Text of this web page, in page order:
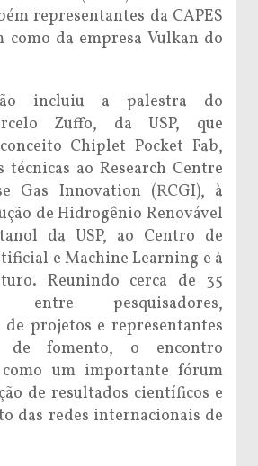
representantes da CAPES
como da empresa Vulkan do
incluiu a palestra do
Zuffo, da USP, que
Chiplet Pocket Fab,
ao Research Centre
Gas Innovation (RCGI), à
de Hidrogênio Renovável
da USP, ao Centro de
e Machine Learning e à
Reunindo cerca de 35
entre pesquisadores,
de projetos e representantes
de fomento, o encontro
como um importante fórum
de resultados científicos e
das redes internacionais de